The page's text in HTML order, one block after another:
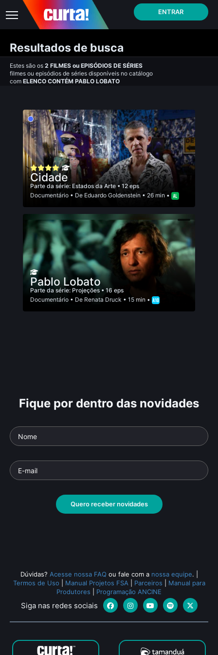
ENTRAR
Resultados de busca
Estes são os 2 FILMES ou EPISÓDIOS DE SÉRIES
filmes ou episódios de séries disponíveis no catálogo
com ELENCO CONTÉM PABLO LOBATO
Cidade
Parte da série: Estados da Arte • 12 eps
Documentário • De Eduardo Goldenstein • 26 min •
Pablo Lobato
Parte da série: Projeções • 16 eps
Documentário • De Renata Druck • 15 min •
Fique por dentro das novidades
Quero receber novidades
Dúvidas? Acesse nossa FAQ ou fale com a nossa equipe.
Termos de Uso
Manual Projetos FSA Parceiros
Manual para
Produtores
Programação ANCINE
Siga nas redes sociais